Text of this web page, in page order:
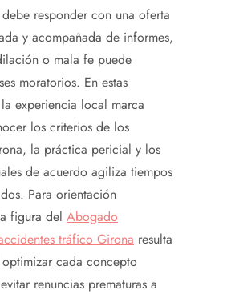
responder con una oferta
y acompañada de informes,
o mala fe puede
moratorios. En estas
experiencia local marca
los criterios de los
la práctica pericial y los
de acuerdo agiliza tiempos
Para orientación
figura del Abogado
tráfico Girona resulta
cada concepto
renuncias prematuras a